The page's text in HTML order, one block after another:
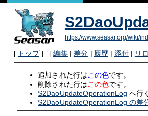
https://www.seasar.org/wiki/
[ トップ] [ 編集| 差分| 履歴| 添付| リ
追加された行はこの色です。
削除された行はこの色です。
S2DaoUpdateOperationLog へ行
S2DaoUpdateOperationLog の差